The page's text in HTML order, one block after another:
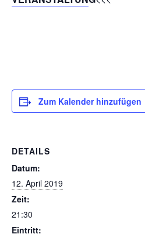
Zum Kalender hinzufügen
DETAILS
Datum:
12. April 2019
Zeit:
21:30
Eintritt: